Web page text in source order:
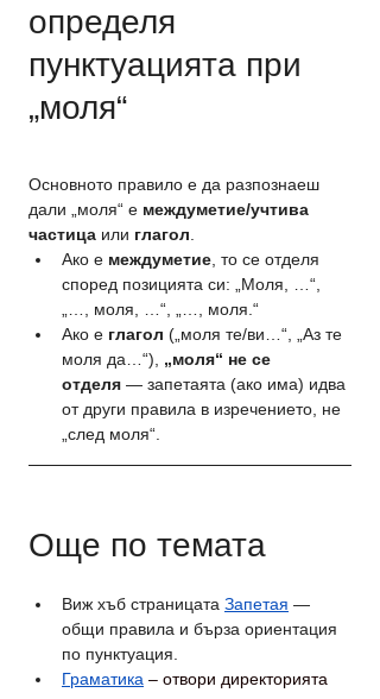
определя
пунктуацията при
„моля“
Основното правило е да разпознаеш
дали „моля“ е междуметие/учтива
частица или глагол.
Ако е междуметие, то се отделя
според позицията си: „Моля, …“,
„…, моля, …“, „…, моля.“
Ако е глагол („моля те/ви…“, „Аз те
моля да…“), „моля“ не се
отделя — запетаята (ако има) идва
от други правила в изречението, не
„след моля“.
Още по темата
Виж хъб страницата Запетая —
общи правила и бърза ориентация
по пунктуация.
Граматика – отвори директорията